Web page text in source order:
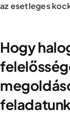
az esetleges
Hogy